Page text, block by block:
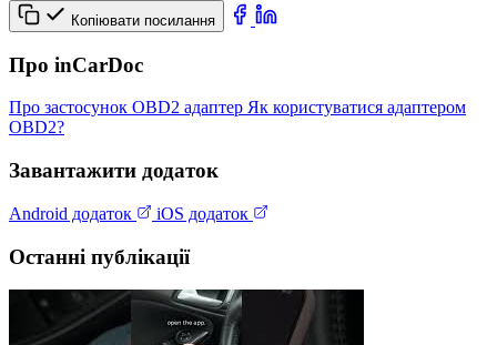
Копіювати посилання
Про inCarDoc
Про застосунок OBD2 адаптер Як користуватися адаптером
OBD2?
Завантажити додаток
Android додаток iOS додаток
Останні публікації